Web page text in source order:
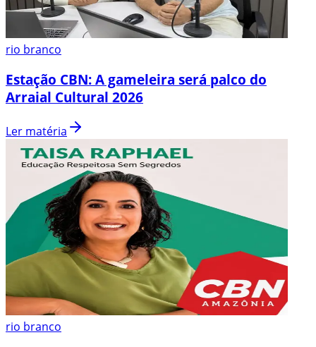
rio branco
Estação CBN: A gameleira será palco do
Arraial Cultural 2026
Ler matéria
rio branco